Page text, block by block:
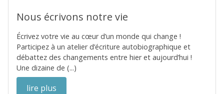
Nous écrivons notre vie
Écrivez votre vie au cœur d’un monde qui change !
Participez à un atelier d’écriture autobiographique et
débattez des changements entre hier et aujourd’hui !
Une dizaine de (...)
lire plus